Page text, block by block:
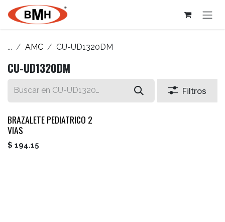
Ir al contenido
... AMC CU-UD1320DM
CU-UD1320DM
Filtros
BRAZALETE PEDIATRICO 2
VIAS
$ 194.15